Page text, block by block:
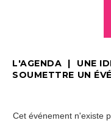
L'AGENDA
UNE
SOUMETTRE UN
Cet événement n'existe